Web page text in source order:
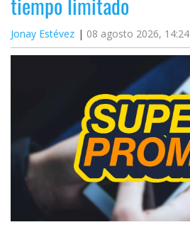
Jonay Estévez 08 agosto 2026, 14:24